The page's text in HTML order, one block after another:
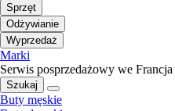
Sprzęt
Odżywianie
Wyprzedaż
Marki
Serwis posprzedażowy we Francja
Szukaj
Buty męskie